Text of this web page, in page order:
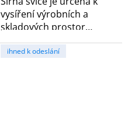
vysíření výrobních a
skladových prostor
potravin včetně...
ihned k odeslání